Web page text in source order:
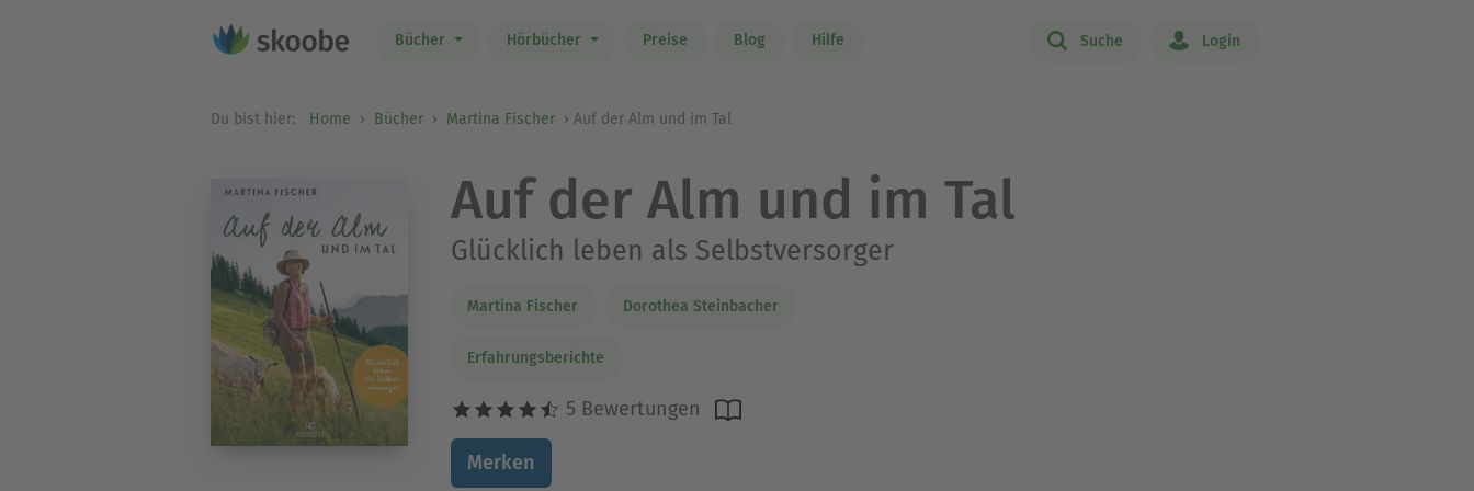
Bücher Hörbücher Preise Blog Hilfe Suche Login
Du bist hier: Home Bücher Martina Fischer Auf der Alm und im Tal
Auf der Alm und im Tal
Glücklich leben als Selbstversorger
Martina Fischer Dorothea Steinbacher
Erfahrungsberichte
5 Bewertungen
Merken